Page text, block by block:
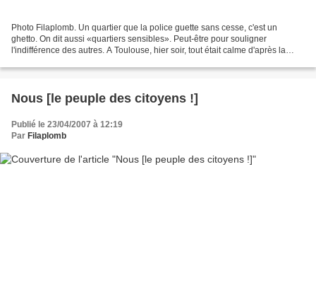
Photo Filaplomb. Un quartier que la police guette sans cesse, c'est un
ghetto. On dit aussi «quartiers sensibles». Peut-être pour souligner
l'indifférence des autres. A Toulouse, hier soir, tout était calme d'après la
Nous [le peuple des citoyens !]
Publié le 23/04/2007 à 12:19
Par Filaplomb